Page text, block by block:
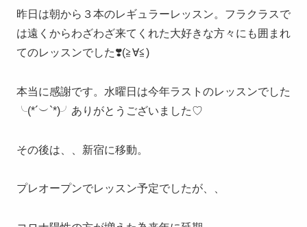
昨日は朝から３本のレギュラーレッスン。フラクラスで
は遠くからわざわざ来てくれた大好きな方々にも囲まれ
てのレッスンでした❣️(≧∀≦)
本当に感謝です。水曜日は今年ラストのレッスンでした
╰(*´︶`*)╯ありがとうございました♡
その後は、、新宿に移動。
プレオープンでレッスン予定でしたが、、